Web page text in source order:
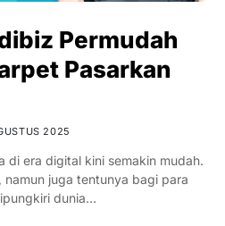
Permudah
Pasarkan
2025
di era digital kini semakin mudah.
namun juga tentunya bagi para
dunia…